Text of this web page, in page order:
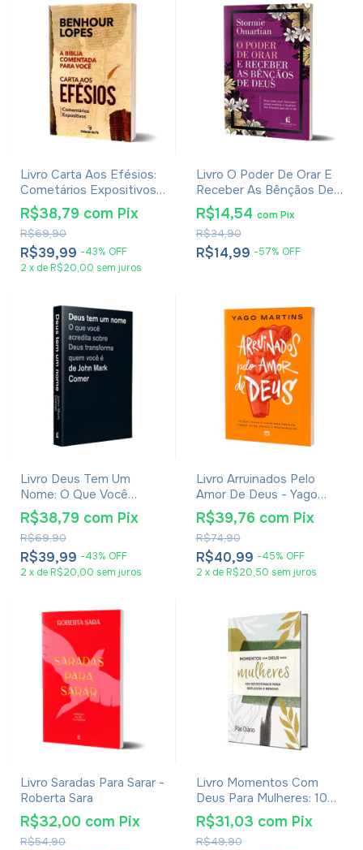
Livro Carta Aos Efésios:
Cometários Expositivos -
Benhour Lopes
R$39,99 -43% OFF
R$69,90
R$38,79 com Pix
2 x de R$20,00 sem juros
Livro O Poder De Orar E
Receber As Bênçãos De
Deus - Stormie Omartian
R$14,99 -57% OFF
R$34,90
R$14,54 com Pix
Livro Deus Tem Um
Nome: O Que Você
Acredita Sobre Deus
Transforma Quem Você É
- John Mark Comer
R$39,99 -43% OFF
R$69,90
R$38,79 com Pix
2 x de R$20,00 sem juros
Livro Arruinados Pelo
Amor De Deus - Yago
Martins
R$40,99 -45% OFF
R$74,90
R$39,76 com Pix
2 x de R$20,50 sem juros
Livro Saradas Para Sarar -
Roberta Sara
R$54,90
R$32,00 com Pix
Livro Momentos Com
Deus Para Mulheres: 100
Devocionais Para
Reflexão E Renovo
R$49,90
R$31,03 com Pix